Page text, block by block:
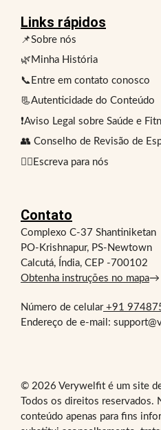
Links rápidos
📌Sobre nós
🌿Minha História
📞Entre em contato conosco
📃Autenticidade do Conteúdo
❗Aviso Legal sobre Saúde e
👥 Conselho de Revisão de
✍🏻Escreva para nós
Contato
Complexo C-37 Shantiniketan
PO-Krishnapur, PS-Newtown
Calcutá, Índia, CEP -700102
Obtenha instruções no mapa→
Número de celular+91
Endereço de e-mail:
© 2026 Verywelfit é um site
Todos os direitos reservados.
conteúdo apenas para fins